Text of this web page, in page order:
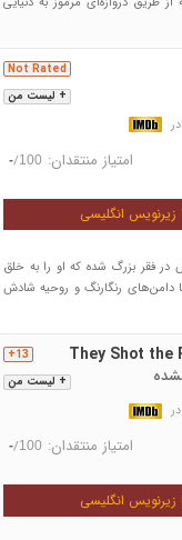
+ لیست من
Not Rated
امتیاز منتقدان: -/100
زیرنویس انگلیسی
در فقر بزرگ شده که او را به خلق
دامن‌های رنگارنگ و روحیه شادش
+ لیست من
13+ They Shot the
امتیاز منتقدان: -/100
زیرنویس انگلیسی